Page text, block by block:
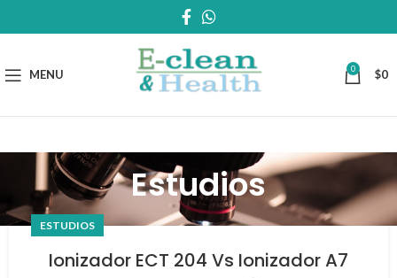
MENU 0 $0
Estudios
ESTUDIOS
Ionizador ECT 204 Vs Ionizador A7